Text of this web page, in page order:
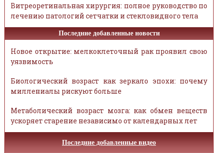
Витреоретинальная хирургия: полное руководство по
лечению патологий сетчатки и стекловидного тела
Последние добавленные новости
Новое открытие: мелкоклеточный рак проявил свою
уязвимость
Биологический возраст как зеркало эпохи: почему
миллениалы рискуют больше
Метаболический возраст мозга: как обмен веществ
ускоряет старение независимо от календарных лет
Последние добавленные видео